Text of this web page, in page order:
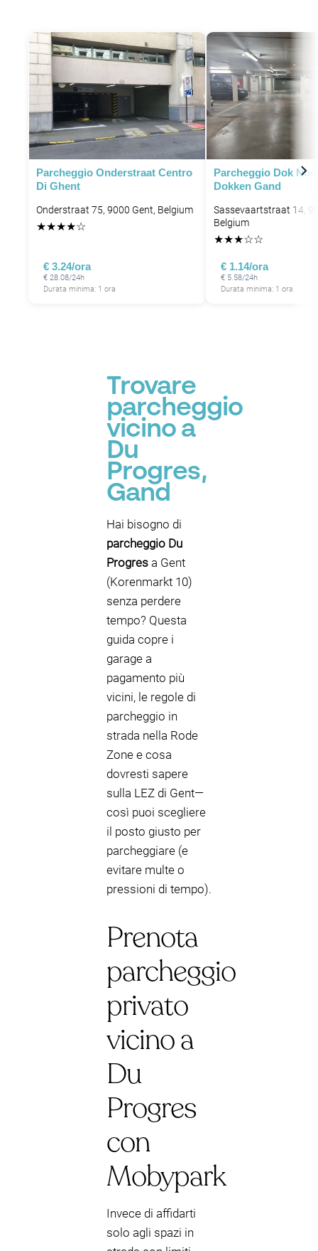
P
Parcheggio Onderstraat Centro
Di Ghent
Onderstraat 75, 9000 Gent, Belgium
★★★★☆
€ 3.24/ora
€ 28.08/24h
Durata minima: 1 ora
Parcheggio Dok
Dokken Gand
Sassevaartstraat 14,
Belgium
★★★☆☆
€ 1.14/ora
€ 5.58/24h
Durata minima: 1 ora
Trovare
parcheggio
vicino a
Du
Progres,
Gand
Hai bisogno di
parcheggio Du
Progres a Gent
(Korenmarkt 10)
senza perdere
tempo? Questa
guida copre i
garage a
pagamento più
vicini, le regole di
parcheggio in
strada nella Rode
Zone e cosa
dovresti sapere
sulla LEZ di Gent—
così puoi scegliere
il posto giusto per
parcheggiare (e
evitare multe o
pressioni di tempo).
Prenota
parcheggio
privato
vicino a
Du
Progres
con
Mobypark
Invece di affidarti
solo agli spazi in